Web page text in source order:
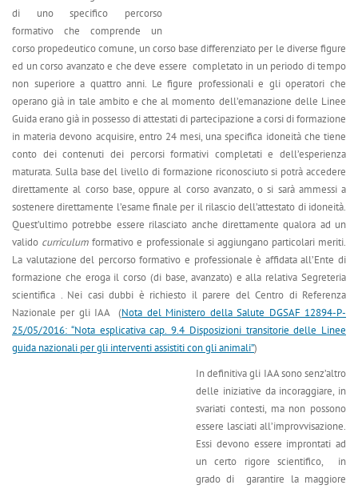
di uno specifico percorso
formativo che comprende un
corso propedeutico comune, un corso base differenziato per le diverse figure
ed un corso avanzato e che deve essere completato in un periodo di tempo
non superiore a quattro anni. Le figure professionali e gli operatori che
operano già in tale ambito e che al momento dell’emanazione delle Linee
Guida erano già in possesso di attestati di partecipazione a corsi di formazione
in materia devono acquisire, entro 24 mesi, una specifica idoneità che tiene
conto dei contenuti dei percorsi formativi completati e dell’esperienza
maturata. Sulla base del livello di formazione riconosciuto si potrà accedere
direttamente al corso base, oppure al corso avanzato, o si sarà ammessi a
sostenere direttamente l’esame finale per il rilascio dell’attestato di idoneità.
Quest’ultimo potrebbe essere rilasciato anche direttamente qualora ad un
valido curriculum formativo e professionale si aggiungano particolari meriti.
La valutazione del percorso formativo e professionale è affidata all’Ente di
formazione che eroga il corso (di base, avanzato) e alla relativa Segreteria
scientifica . Nei casi dubbi è richiesto il parere del Centro di Referenza
Nazionale per gli IAA (Nota del Ministero della Salute DGSAF 12894-P-
25/05/2016: “Nota esplicativa cap. 9.4 Disposizioni transitorie delle Linee
guida nazionali per gli interventi assistiti con gli animali”)
In definitiva gli IAA sono senz’altro
delle iniziative da incoraggiare, in
svariati contesti, ma non possono
essere lasciati all’improvvisazione.
Essi devono essere improntati ad
un certo rigore scientifico, in
grado di garantire la maggiore